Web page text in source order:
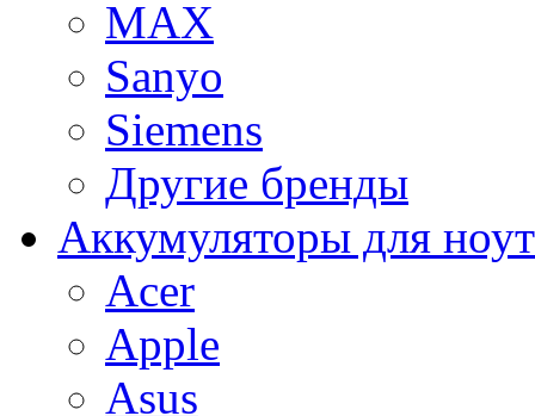
MAX
Sanyo
Siemens
Другие бренды
Аккумуляторы для
Acer
Apple
Asus